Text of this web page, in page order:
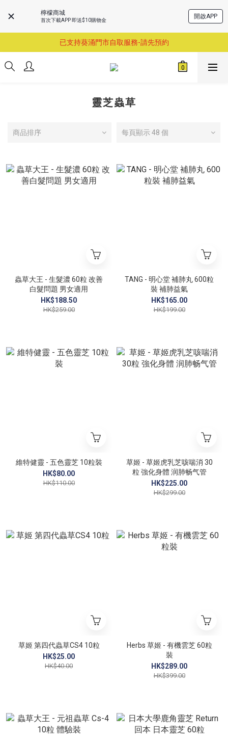
檸檬商城
首次下載APP 即送$10購物金
開啟APP
購物滿$460即享順豐免運費服務
購物滿$460即享順豐免運費服務
已支持葵涌門市自取服務-請先預約
購物滿$460即享順豐免運費服務
靈芝蟲草
商品排序 每頁顯示 48 個
蟲草大王 - 生髮濃 60粒 改善
白髮問題 男女適用
HK$188.50
HK$259.00
TANG - 明心堂 補肺丸 600粒
裝 補肺益氣
HK$165.00
HK$199.00
維特健靈 - 五色靈芝 10粒裝
HK$80.00
HK$110.00
草姬 - 草姬虎乳芝咳喘消 30
粒 強化身體 润肺畅气管
HK$225.00
HK$299.00
草姬 第四代蟲草CS4 10粒
HK$25.00
HK$40.00
Herbs 草姬 - 有機雲芝 60粒
裝
HK$289.00
HK$399.00